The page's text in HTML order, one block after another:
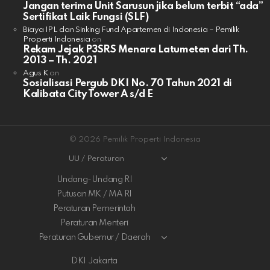
Jangan terima Unit Sarusun jika belum terbit “ada”
Sertifikat Laik Fungsi (SLF)
Biaya IPL dan Sinking Fund Apartemen di Indonesia – Pemilik
Properti Indonesia on
Rekam Jejak P3SRS Menara Latumeten dari Th.
2013 – Th. 2021
Agus Kon
Sosialisasi Pergub DKI No. 70 Tahun 2021 di
Kalibata City Tower A s/d E
© 2026 Pemilik Properti Indonesia
UU / Peraturan
Undang-Undang RI
Putusan MK / MA RI
Peraturan Pemerintah
Peraturan Menteri
Peraturan Gubernur / Daerah
DKI Jakarta